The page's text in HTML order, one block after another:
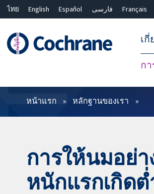
ไทย English Español فارسی Français
เกี่
ก
ตัวกรอง
หน้าแรก หลักฐานของเรา
การให้นมอย่า
หนักแรกเกิด